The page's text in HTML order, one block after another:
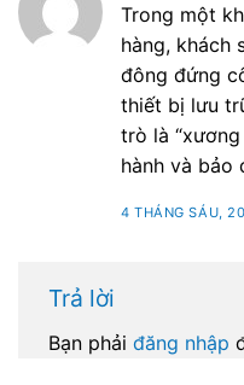
Trong một
hàng, khách
đông đứng
thiết bị lưu
trò là
hành và bảo
4 THÁNG SÁU,
Trả lời
Bạn phải đăng nhập